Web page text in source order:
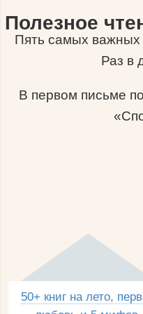
Полезное
Пять самых важных
Раз в
В первом письме
50+ книг на лето,